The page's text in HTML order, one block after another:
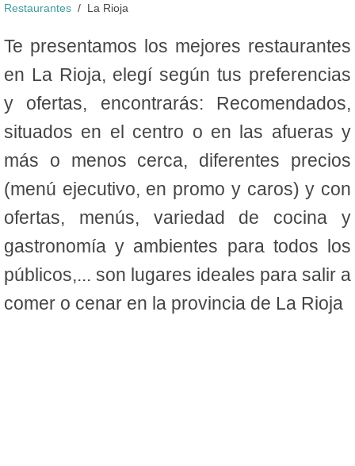
Restaurantes La Rioja
Te presentamos los mejores restaurantes
en La Rioja, elegí según tus preferencias
y ofertas, encontrarás: Recomendados,
situados en el centro o en las afueras y
más o menos cerca, diferentes precios
(menú ejecutivo, en promo y caros) y con
ofertas, menús, variedad de cocina y
gastronomía y ambientes para todos los
públicos,... son lugares ideales para salir a
comer o cenar en la provincia de La Rioja